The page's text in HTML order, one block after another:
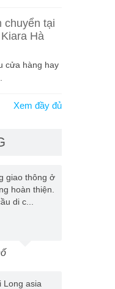
chuyển tại
Hà
cửa hàng hay
Xem đầy đủ
giao thông ở
hoàn thiện.
di c...
Long asia